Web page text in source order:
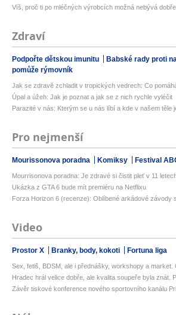
Víš, proč ti po mléčných výrobcích možná nebývá
Zdraví
Podpořte dětskou imunitu Babské rady proti
pomůže rýmovník
Jak se zdravě zchladit v tropických vedrech: Co
Úpal a úžeh: Jak je poznat a jak se z nich rychle vyléčit
Parazité v nás: Kterým se u nás líbí a kde v našem těle
Pro nejmenší
Mourissonova poradna Komiksy Festival
Mourrisonova poradna: Je zdravé si čistit pleť v 11
Ukázka z GTA 6 bude mít premiéru na Netflixu
Forza Horizon 6 (recenze): Oblíbené arkádové závody
Video
Prostor X Branky, body, kokoti Fortuna liga
Sex, fetiš, BDSM, ale i přednášky, workshopy a market.
Hradec hrál velice dobře, ale kvalita soupeře byla znát.
Závěr tiskové konference nového sportovního kanálu